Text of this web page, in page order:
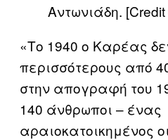
Αντωνιάδη.
«Το 1940 ο Καρέας
περισσότερους από
στην απογραφή του
140 άνθρωποι – ένας
αραιοκατοικημένος